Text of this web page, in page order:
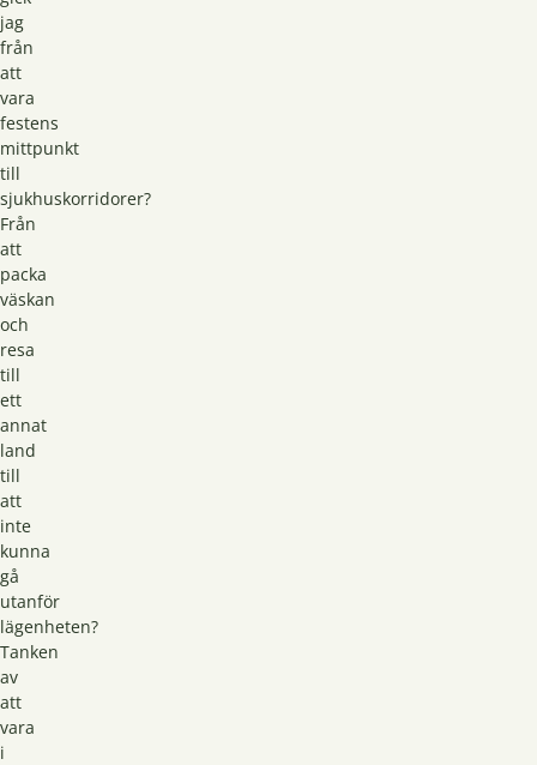
jag
från
att
vara
festens
mittpunkt
till
sjukhuskorridorer?
Från
att
packa
väskan
och
resa
till
ett
annat
land
till
att
inte
kunna
gå
utanför
lägenheten?
Tanken
av
att
vara
i